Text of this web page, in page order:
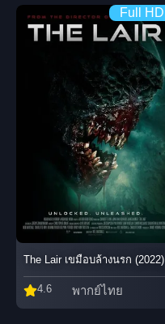
Full HD
The Lair เขมือบล้างนรก (2022)
4.6 พากย์ไทย